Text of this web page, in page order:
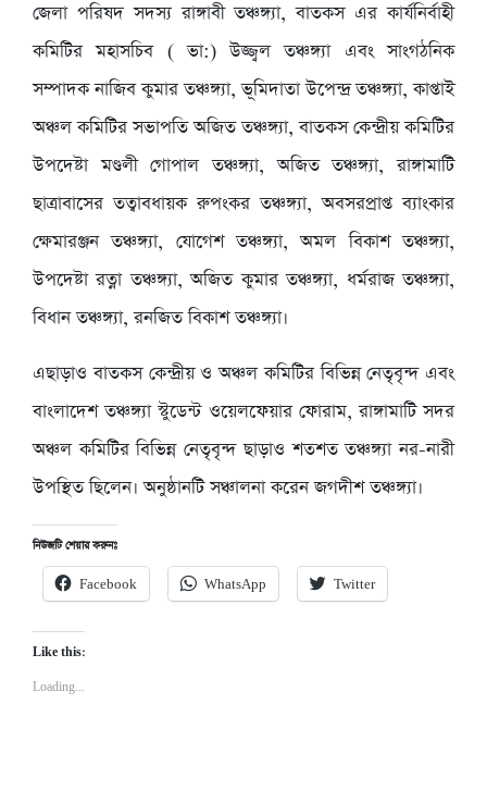
জেলা পরিষদ সদস্য রাঙ্গাবী তঞ্চঙ্গ্যা, বাতকস এর কার্যনির্বাহী
কমিটির মহাসচিব ( ভা:) উজ্জ্বল তঞ্চঙ্গ্যা এবং সাংগঠনিক
সম্পাদক নাজিব কুমার তঞ্চঙ্গ্যা, ভূমিদাতা উপেন্দ্র তঞ্চঙ্গ্যা, কাপ্তাই
অঞ্চল কমিটির সভাপতি অজিত তঞ্চঙ্গ্যা, বাতকস কেন্দ্রীয় কমিটির
উপদেষ্টা মণ্ডলী গোপাল তঞ্চঙ্গ্যা, অজিত তঞ্চঙ্গ্যা, রাঙ্গামাটি
ছাত্রাবাসের তত্বাবধায়ক রুপংকর তঞ্চঙ্গ্যা, অবসরপ্রাপ্ত ব্যাংকার
ক্ষেমারঞ্জন তঞ্চঙ্গ্যা, যোগেশ তঞ্চঙ্গ্যা, অমল বিকাশ তঞ্চঙ্গ্যা,
উপদেষ্টা রত্না তঞ্চঙ্গ্যা, অজিত কুমার তঞ্চঙ্গ্যা, ধর্মরাজ তঞ্চঙ্গ্যা,
বিধান তঞ্চঙ্গ্যা, রনজিত বিকাশ তঞ্চঙ্গ্যা।
এছাড়াও বাতকস কেন্দ্রীয় ও অঞ্চল কমিটির বিভিন্ন নেতৃবৃন্দ এবং
বাংলাদেশ তঞ্চঙ্গ্যা স্টুডেন্ট ওয়েলফেয়ার ফোরাম, রাঙ্গামাটি সদর
অঞ্চল কমিটির বিভিন্ন নেতৃবৃন্দ ছাড়াও শতশত তঞ্চঙ্গ্যা নর-নারী
উপস্থিত ছিলেন। অনুষ্ঠানটি সঞ্চালনা করেন জগদীশ তঞ্চঙ্গ্যা।
নিউজটি শেয়ার করুনঃ
Facebook WhatsApp Twitter
Like this:
Loading...